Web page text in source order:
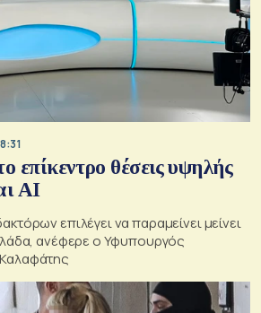
επίκεντρο θέσεις υψηλής
AI
επιλέγει να παραμείνει μείνει
ανέφερε ο Υφυπουργός